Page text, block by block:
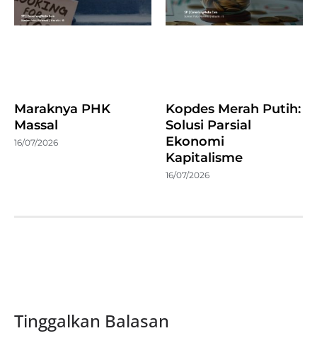
Maraknya PHK
Massal
16/07/2026
Kopdes Merah Putih:
Solusi Parsial
Ekonomi
Kapitalisme
16/07/2026
Tinggalkan Balasan